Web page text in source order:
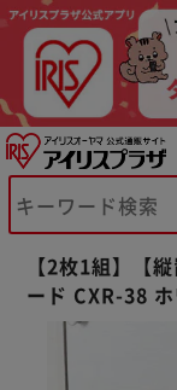
【2枚1組】【
ード CXR-38